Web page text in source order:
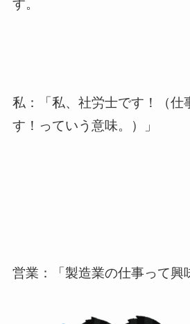
す。
私：「私、社労士です！（仕
す！っていう意味。）」
営業：「製造業の仕事って興